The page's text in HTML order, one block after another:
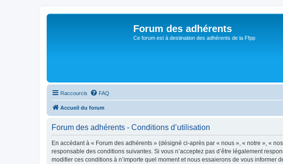
Forum des adhérents
Ce forum est à destination des adhérents de la Ffpp
Raccourcis FAQ
Accueil du forum
Forum des adhérents - Conditions d’utilisation
En accédant à « Forum des adhérents » (désigné ci-après par « nous », « notre », «
responsable des conditions suivantes. Si vous n’acceptez pas d’être légalement
modifier ces conditions à n’importe quel moment et nous essaierons de vous